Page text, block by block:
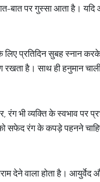
बात पर गुस्सा आता है। यदि
प्रतिदिन सुबह स्नान
है। साथ ही हनुमान
रंग भी व्यक्ति के स्वभाव
सफेद रंग के कपड़े पहनने
देने वाला होता है। आयुर्वेद